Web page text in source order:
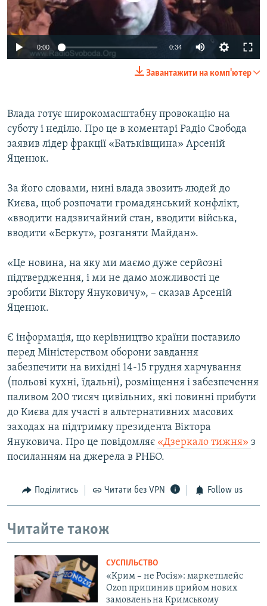
ВІДЕОУРОКИ «ELIFBE»
СВІДЧЕННЯ ОКУПАЦІЇ
УКРАЇНСЬКА ПРОБЛЕМА КРИМУ
Русский
Qırımtatar
Усі сайти RFE/RL
0:00 0:34
Завантажити на комп'ютер
Влада готує широкомасштабну провокацію на
суботу і неділю. Про це в коментарі Радіо Свобода
заявив лідер фракції «Батьківщина» Арсеній
Яценюк.
За його словами, нині влада звозить людей до
Києва, щоб розпочати громадянський конфлікт,
«вводити надзвичайний стан, вводити війська,
вводити «Беркут», розганяти Майдан».
«Це новина, на яку ми маємо дуже серйозні
підтвердження, і ми не дамо можливості це
зробити Віктору Януковичу», – сказав Арсеній
Яценюк.
Є інформація, що керівництво країни поставило
перед Міністерством оборони завдання
забезпечити на вихідні 14-15 грудня харчування
(польові кухні, їдальні), розміщення і забезпечення
паливом 200 тисяч цивільних, які повинні прибути
до Києва для участі в альтернативних масових
заходах на підтримку президента Віктора
Януковича. Про це повідомляє «Дзеркало тижня» з
посиланням на джерела в РНБО.
Поділитись Читати без VPN Follow us
Читайте також
СУСПІЛЬСТВО
«Крим – не Росія»: маркетплейс
Ozon припинив прийом нових
замовлень на Кримському